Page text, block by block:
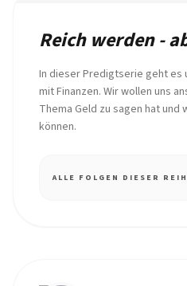
Reich werden -
In dieser Predigtserie geht es
mit Finanzen. Wir wollen uns
Thema Geld zu sagen hat und
können.
ALLE FOLGEN DIESER